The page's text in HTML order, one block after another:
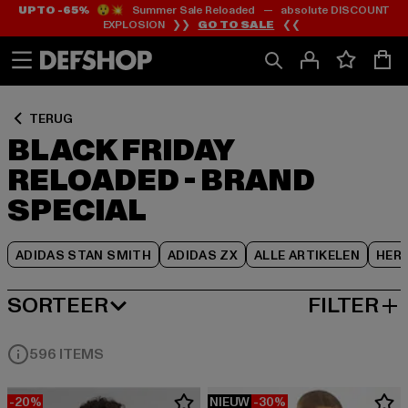
Ga
naar
Ga
naar
UP TO -65%😲💥 Summer Sale Reloaded — absolute DISCOUNT
EXPLOSION ❯❯ GO TO SALE ❮❮
TERUG
BLACK FRIDAY
RELOADED - BRAND
SPECIAL
ADIDAS STAN SMITH ADIDAS ZX ALLE ARTIKELEN
Ga
naar
Rooster
SORTEER
MEEST POPULAIRE FILTER
596 ITEMS
-20% NIEUW -30%